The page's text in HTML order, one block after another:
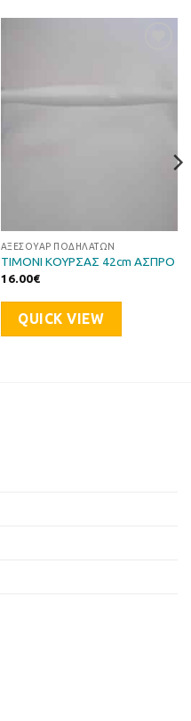
ΑΞΕΣΟΥΆΡ ΠΟΔΗΛΆΤΩΝ
ΤΙΜΟΝΙ ΚΟΥΡΣΑΣ 42cm ΑΣΠΡΟ
16.00€
QUICK VIEW